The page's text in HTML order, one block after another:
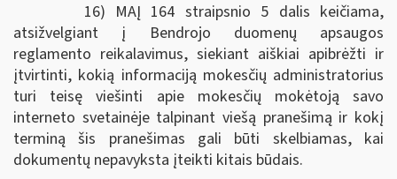
16) MAĮ 164 straipsnio 5 dalis keičiama,
atsižvelgiant į Bendrojo duomenų apsaugos
reglamento reikalavimus, siekiant aiškiai apibrėžti ir
įtvirtinti, kokią informaciją mokesčių administratorius
turi teisę viešinti apie mokesčių mokėtoją savo
interneto svetainėje talpinant viešą pranešimą ir kokį
terminą šis pranešimas gali būti skelbiamas, kai
dokumentų nepavyksta įteikti kitais būdais.